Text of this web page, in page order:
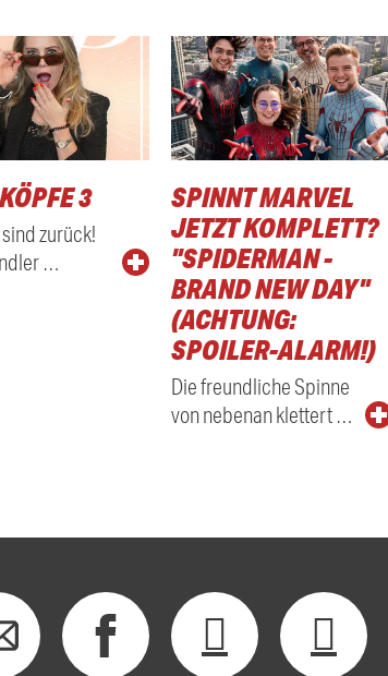
3
zurück!
…
SPINNT MARVEL
JETZT KOMPLETT?
"SPIDERMAN -
BRAND NEW DAY"
(ACHTUNG:
SPOILER-ALARM!)
Die freundliche Spinne
von nebenan klettert …